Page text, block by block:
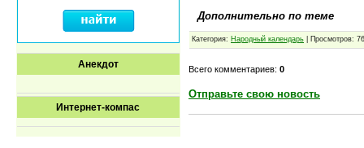
Анекдот
Интернет-компас
Дополнительно по теме
Категория: Народный календарь | Просмотров:
Всего комментариев: 0
Отправьте свою новость